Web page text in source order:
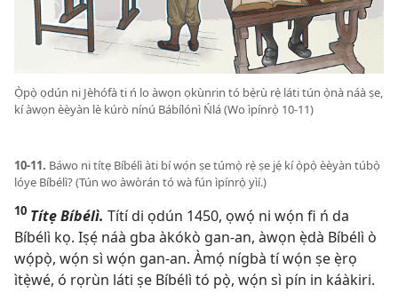
Ọ̀pọ̀ ọdún ni Jèhófà ti ń lo àwọn ọkùnrin tó bẹ̀rù rẹ̀ láti tún ọ̀nà náà ṣe,
kí àwọn èèyàn lè kúrò nínú Bábílónì Ńlá (Wo ìpínrọ̀ 10-11)
10-11. Báwo ni títẹ Bíbélì àti bí wọ́n ṣe túmọ̀ rẹ̀ ṣe jẹ́ kí ọ̀pọ̀ èèyàn túbọ̀
lóye Bíbélì? (Tún wo àwòrán tó wà fún ìpínrọ̀ yìí.)
10 Títẹ Bíbélì. Títí di ọdún 1450, ọwọ́ ni wọ́n fi ń da
Bíbélì kọ. Iṣẹ́ náà gba àkókò gan-an, àwọn ẹ̀dà Bíbélì ò
wọ́pọ̀, wọ́n sì wọ́n gan-an. Àmọ́ nígbà tí wọ́n ṣe ẹ̀rọ
ìtẹ̀wé, ó rọrùn láti ṣe Bíbélì tó pọ̀, wọ́n sì pín in káàkiri.